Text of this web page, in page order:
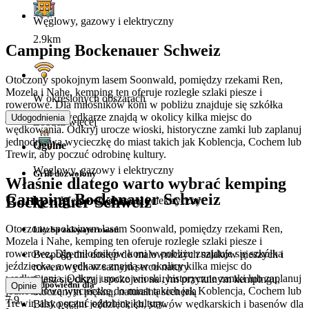
Węglowy, gazowy i elektryczny
Camping Bockenauer Schweiz
Otoczony spokojnym lasem Soonwald, pomiędzy rzekami Ren,
Mozela i Nahe, kemping ten oferuje rozległe szlaki piesze i
rowerowe. Dla miłośników koni w pobliżu znajduje się szkółka
jeździecka, a wędkarze znajdą w okolicy kilka miejsc do
wędkowania. Odkryj urocze wioski, historyczne zamki lub zaplanuj
jednodniową wycieczkę do miast takich jak Koblencja, Cochem lub
Trewir, aby poczuć odrobinę kultury.
Właśnie dlatego warto wybrać kemping
Bockenauer Schweiz
Bezpośredni dostęp do malowniczych szlaków pieszych i
rowerowych w samym sercu natury
Ciesz się ciszą i spokojem na tym przytulnym kempingu,
otoczonym piękną, naturalną scenerią
Blisko stajni jeździeckich, stawów wędkarskich i basenów dla
2.9km
W określonych obszarach
Zobacz więcej
Węglowy, gazowy i elektryczny
Camping Bockenauer Schweiz
Otoczony spokojnym lasem Soonwald, pomiędzy rzekami Ren,
Mozela i Nahe, kemping ten oferuje rozległe szlaki piesze i
rowerowe. Dla miłośników koni w pobliżu znajduje się szkółka
jeździecka, a wędkarze znajdą w okolicy kilka miejsc do
wędkowania. Odkryj urocze wioski, historyczne zamki lub zaplanuj
jednodniową wycieczkę do miast takich jak Koblencja, Cochem lub
Trewir, aby poczuć odrobinę kultury.
Udogodnienia
Ogólne
Grill dozwolony
Węglowy, gazowy i elektryczny
Liczba zakwaterowań
60
Odpowiedni dla
Opinie
7.9